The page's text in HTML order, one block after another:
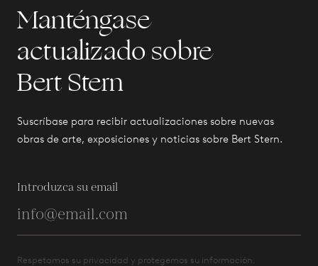
Manténgase
actualizado sobre
Bert Stern
Suscríbase para recibir actualizaciones sobre nuevas
obras de arte, exposiciones y noticias sobre Bert Stern.
Introduzca su email
Respetamos su privacidad y protegemos su información.